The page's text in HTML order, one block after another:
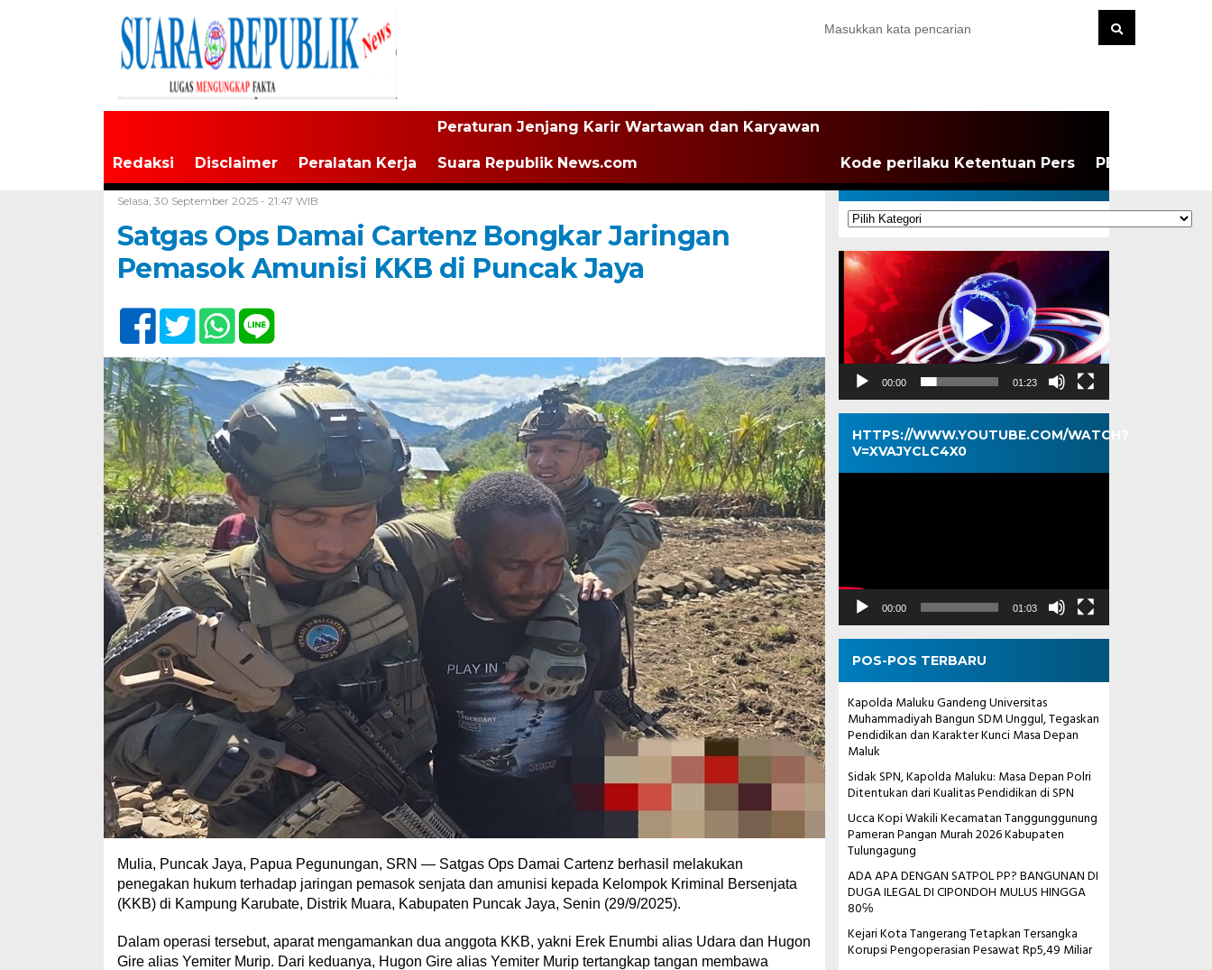
Redaksi Disclaimer Peralatan Kerja
Peraturan Jenjang Karir Wartawan dan Karyawan
Suara Republik News.com Kode perilaku Ketentuan Pers PEDOMAN
Selasa, 30 September 2025 - 21:47 WIB
Satgas Ops Damai Cartenz Bongkar Jaringan
Pemasok Amunisi KKB di Puncak Jaya
Mulia, Puncak Jaya, Papua Pegunungan, SRN — Satgas Ops Damai Cartenz berhasil melakukan
penegakan hukum terhadap jaringan pemasok senjata dan amunisi kepada Kelompok Kriminal Bersenjata
(KKB) di Kampung Karubate, Distrik Muara, Kabupaten Puncak Jaya, Senin (29/9/2025).
Dalam operasi tersebut, aparat mengamankan dua anggota KKB, yakni Erek Enumbi alias Udara dan Hugon
Gire alias Yemiter Murip. Dari keduanya, Hugon Gire alias Yemiter Murip tertangkap tangan membawa
KATEGORI
Kategori
Pemutar
Video
00:00 01:23
HTTPS://WWW.YOUTUBE.COM/WATCH?
V=XVAJYCLC4X0
Pemutar
00:00 01:03
POS-POS TERBARU
Kapolda Maluku Gandeng Universitas
Muhammadiyah Bangun SDM Unggul, Tegaskan
Pendidikan dan Karakter Kunci Masa Depan
Maluk
Sidak SPN, Kapolda Maluku: Masa Depan Polri
Ditentukan dari Kualitas Pendidikan di SPN
Ucca Kopi Wakili Kecamatan Tanggunggunung
Pameran Pangan Murah 2026 Kabupaten
Tulungagung
ADA APA DENGAN SATPOL PP? BANGUNAN DI
DUGA ILEGAL DI CIPONDOH MULUS HINGGA
80℅
Kejari Kota Tangerang Tetapkan Tersangka
Korupsi Pengoperasian Pesawat Rp5,49 Miliar